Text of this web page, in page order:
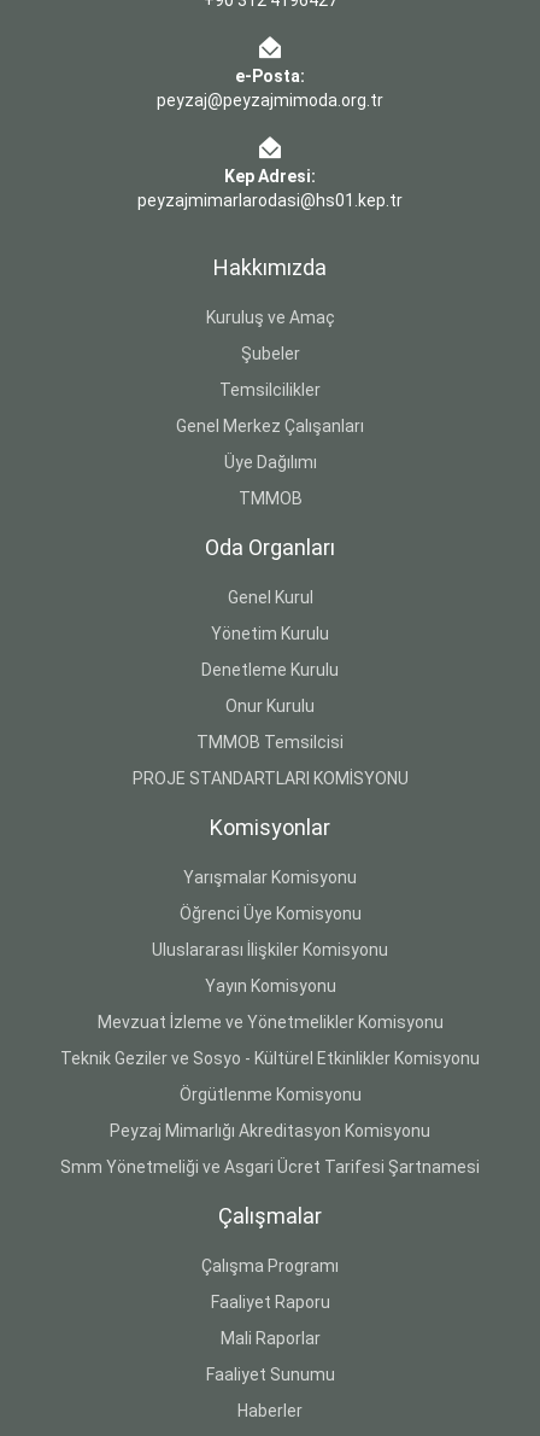
e-Posta:
peyzaj@peyzajmimoda.org.tr
Kep Adresi:
peyzajmimarlarodasi@hs01.kep.tr
Hakkımızda
Kuruluş ve Amaç
Şubeler
Temsilcilikler
Genel Merkez Çalışanları
Üye Dağılımı
TMMOB
Oda Organları
Genel Kurul
Yönetim Kurulu
Denetleme Kurulu
Onur Kurulu
TMMOB Temsilcisi
PROJE STANDARTLARI KOMİSYONU
Komisyonlar
Yarışmalar Komisyonu
Öğrenci Üye Komisyonu
Uluslararası İlişkiler Komisyonu
Yayın Komisyonu
Mevzuat İzleme ve Yönetmelikler Komisyonu
Teknik Geziler ve Sosyo - Kültürel Etkinlikler Komisyonu
Örgütlenme Komisyonu
Peyzaj Mimarlığı Akreditasyon Komisyonu
Smm Yönetmeliği ve Asgari Ücret Tarifesi Şartnamesi
Çalışmalar
Çalışma Programı
Faaliyet Raporu
Mali Raporlar
Faaliyet Sunumu
Haberler